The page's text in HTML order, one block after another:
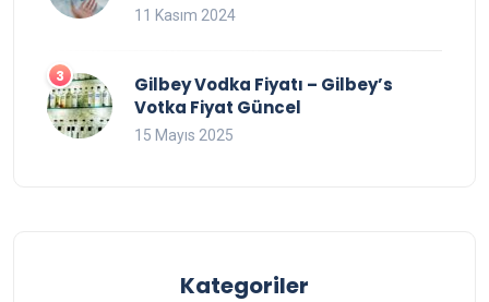
11 Kasım 2024
Gilbey Vodka Fiyatı – Gilbey’s
Votka Fiyat Güncel
15 Mayıs 2025
Kategoriler